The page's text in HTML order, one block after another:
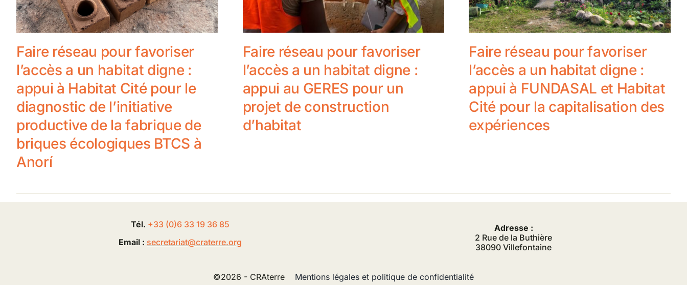
Faire réseau pour favoriser
l’accès a un habitat digne :
appui à Habitat Cité pour le
diagnostic de l’initiative
productive de la fabrique de
briques écologiques BTCS à
Anorí
Faire réseau pour favoriser
l’accès a un habitat digne :
appui au GERES pour un
projet de construction
d’habitat
Faire réseau pour favoriser
l’accès a un habitat digne :
appui à FUNDASAL et Habitat
Cité pour la capitalisation des
expériences
Tél. +33 (0)6 33 19 36 85
Email : secretariat@craterre.org
Adresse :
2 Rue de la Buthière
38090 Villefontaine
©2026 - CRAterre Mentions légales et politique de confidentialité